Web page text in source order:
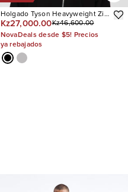
Holgado Tyson Heavyweight Zip
Up
Kz27,000.00Kz46,600.00
NovaDeals desde $5! Precios
ya rebajados